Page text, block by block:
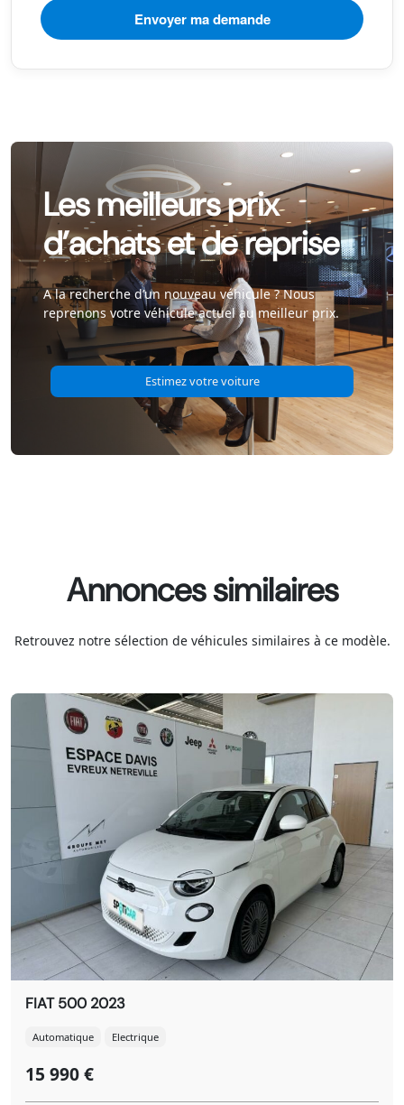
Les meilleurs prix
d’achats et de reprise
A la recherche d’un nouveau véhicule ? Nous
reprenons votre véhicule actuel au meilleur prix.
Estimez votre voiture
Annonces similaires
Retrouvez notre sélection de véhicules similaires à ce modèle.
FIAT 500 2023
Automatique Electrique
15 990 €